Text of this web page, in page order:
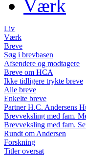
Værk
Liv
Værk
Breve
Søg i brevbasen
Afsendere og modtagere
Breve om HCA
Ikke tidligere trykte breve
Alle breve
Enkelte breve
Partner H.C. Andersens
Brevveksling med fam.
Brevveksling med fam.
Rundt om Andersen
Forskning
Titler oversat